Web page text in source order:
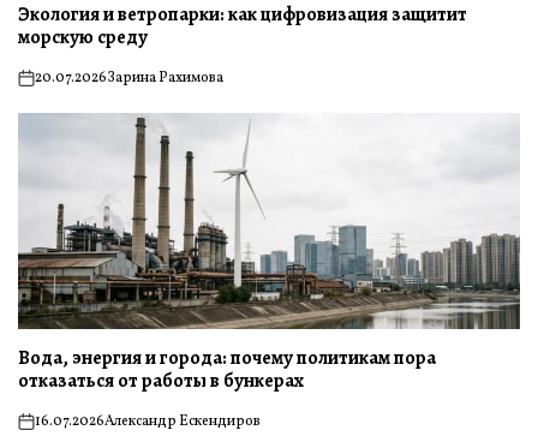
Экология и ветропарки: как цифровизация защитит
морскую среду
on20.07.2026Зарина Рахимова
Вода, энергия и города: почему политикам пора
отказаться от работы в бункерах
on16.07.2026Александр Ескендиров